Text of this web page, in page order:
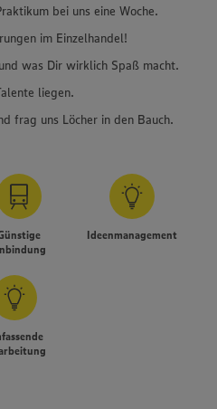
bei uns eine Woche.
im Einzelhandel!
was Dir wirklich Spaß macht.
liegen.
frag uns Löcher in den Bauch.
Ideenmanagement